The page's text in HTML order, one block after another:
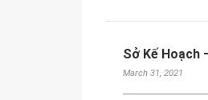
Sở Kế Hoạch
March 31, 2021